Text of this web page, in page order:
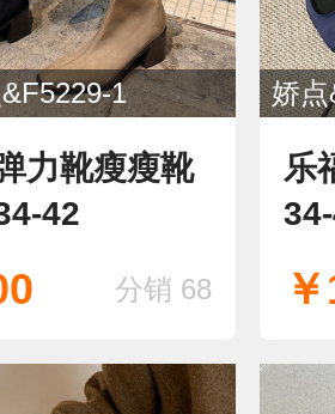
1
力靴瘦瘦靴
42
分销 68
乐